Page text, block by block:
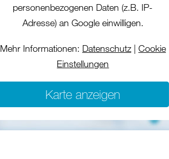
personenbezogenen Daten (z.B. IP-
Adresse) an Google einwilligen.
Mehr Informationen: Datenschutz| Cookie
Einstellungen
Karte anzeigen